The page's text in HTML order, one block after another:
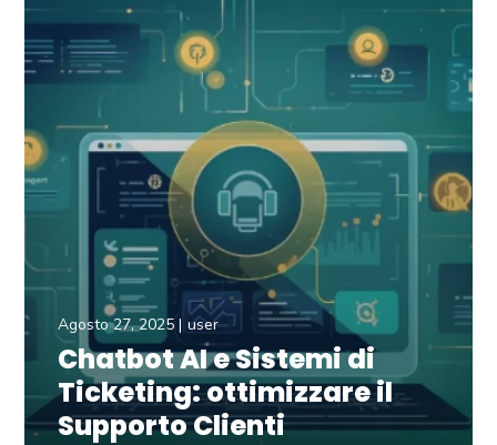
Agosto 27, 2025 user
Chatbot AI e Sistemi di
Ticketing: ottimizzare il
Supporto Clienti